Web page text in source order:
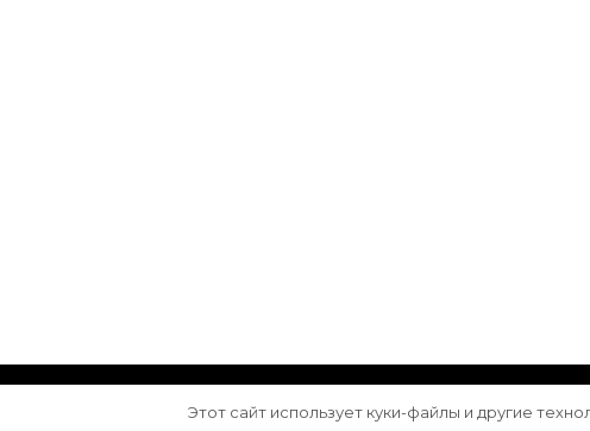
© Авторское право 2026 . Все права
Этот сайт использует куки-файлы и другие